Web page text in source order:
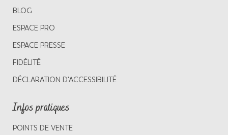
BLOG
ESPACE PRO
ESPACE PRESSE
FIDÉLITÉ
DÉCLARATION D'ACCESSIBILITÉ
Infos pratiques
POINTS DE VENTE